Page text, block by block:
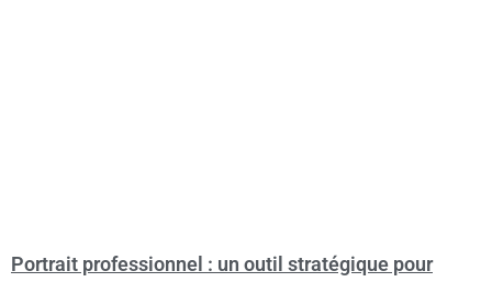
Portrait professionnel : un outil stratégique pour